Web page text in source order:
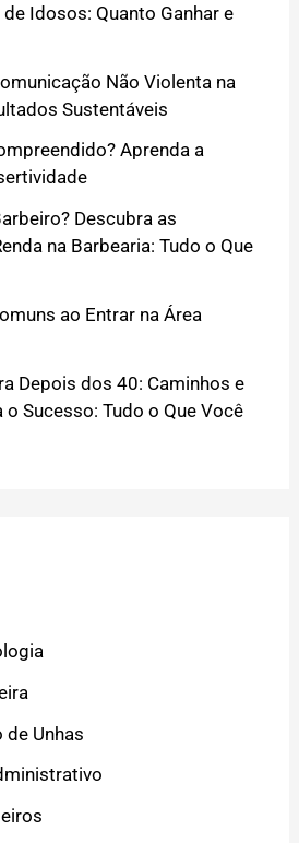
Idosos: Quanto Ganhar e
Não Violenta na
Sustentáveis
Aprenda a
Descubra as
na Barbearia: Tudo o Que
ao Entrar na Área
Depois dos 40: Caminhos e
Sucesso: Tudo o Que Você
Unhas